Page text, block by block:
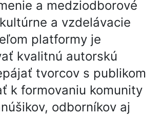
a medziodborové
a vzdelávacie
platformy je
kvalitnú autorskú
tvorcov s publikom
k formovaniu komunity
odborníkov aj